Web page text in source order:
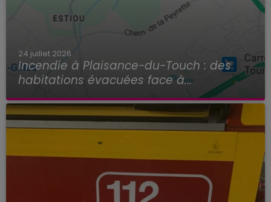
24 juillet 2026
Incendie à Plaisance-du-Touch : des
habitations évacuées face à...